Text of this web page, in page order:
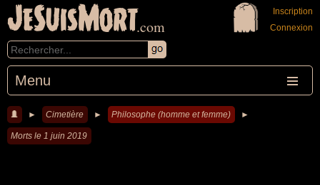
JeSuisMort.com
Menu
Inscription
Connexion
► Cimetière ► Philosophe (homme et femme) ►
Morts le 1 juin 2019